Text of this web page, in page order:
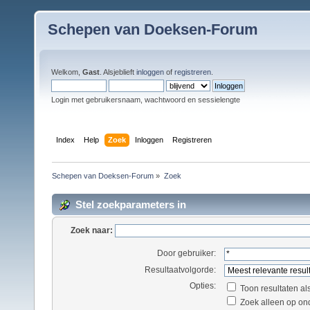
Schepen van Doeksen-Forum
Welkom, Gast . Alsjeblieft inloggen of registreren
Login met gebruikersnaam, wachtwoord en sessielengte
Index Help Zoek Inloggen Registreren
Schepen van Doeksen-Forum » Zoek
Stel zoekparameters in
Zoek naar:
Door gebruiker:
Resultaatvolgorde:
Opties:
Toon resultaten
Zoek alleen op